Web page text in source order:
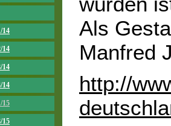
14
14
14
14
15
15
Als
Manfred
http://